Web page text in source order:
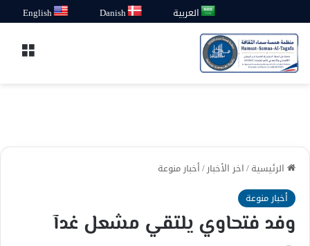
العربية Danish
English
الرئيسية/اخر الأخبار/أخبار منوعة
أخبار منوعة
وفد فتحاوي يلتقي مشعل غدآ